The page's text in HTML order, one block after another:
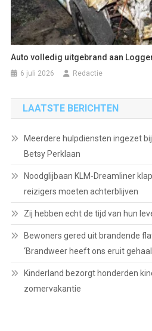
Auto volledig uitgebrand aan
6 juli 2026 Redactie
LAATSTE BERICHTEN
Meerdere hulpdiensten ingezet
Betsy Perklaan
Noodglijbaan KLM-Dreamliner
reizigers moeten achterblijven
Zij hebben echt de tijd van hun
Bewoners gered uit brandende
‘Brandweer heeft ons eruit
Kinderland bezorgt honderden
zomervakantie